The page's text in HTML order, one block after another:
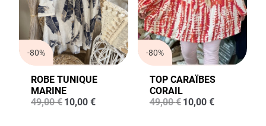
-80%
ROBE TUNIQUE
MARINE
49,00€ Le
10,00 €Le
-80%
TOP CARAÏBES
CORAIL
49,00€ Le
10,00 €Le